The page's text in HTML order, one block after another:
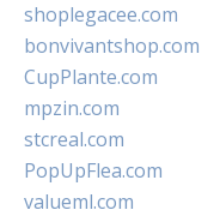
shoplegacee.com
bonvivantshop.com
CupPlante.com
mpzin.com
stcreal.com
PopUpFlea.com
valueml.com